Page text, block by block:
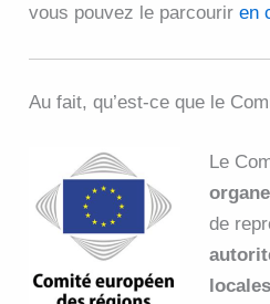
vous pouvez le parcouriren
Au fait, qu’est-ce que le
Le
de
locales